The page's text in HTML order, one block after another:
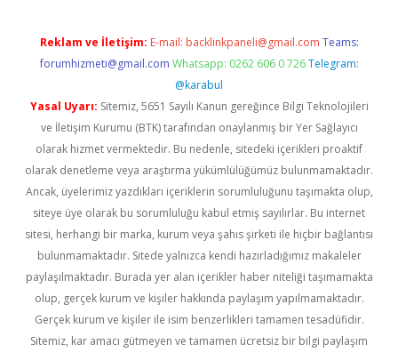
Reklam ve İletişim: E-mail: backlinkpaneli@gmail.com Teams:
forumhizmeti@gmail.com Whatsapp: 0262 606 0 726 Telegram:
@karabul
Yasal Uyarı: Sitemiz, 5651 Sayılı Kanun gereğince Bilgi Teknolojileri
ve İletişim Kurumu (BTK) tarafından onaylanmış bir Yer Sağlayıcı
olarak hizmet vermektedir. Bu nedenle, sitedeki içerikleri proaktif
olarak denetleme veya araştırma yükümlülüğümüz bulunmamaktadır.
Ancak, üyelerimiz yazdıkları içeriklerin sorumluluğunu taşımakta olup,
siteye üye olarak bu sorumluluğu kabul etmiş sayılırlar. Bu internet
sitesi, herhangi bir marka, kurum veya şahıs şirketi ile hiçbir bağlantısı
bulunmamaktadır. Sitede yalnızca kendi hazırladığımız makaleler
paylaşılmaktadır. Burada yer alan içerikler haber niteliği taşımamakta
olup, gerçek kurum ve kişiler hakkında paylaşım yapılmamaktadır.
Gerçek kurum ve kişiler ile isim benzerlikleri tamamen tesadüfidir.
Sitemiz, kar amacı gütmeyen ve tamamen ücretsiz bir bilgi paylaşım